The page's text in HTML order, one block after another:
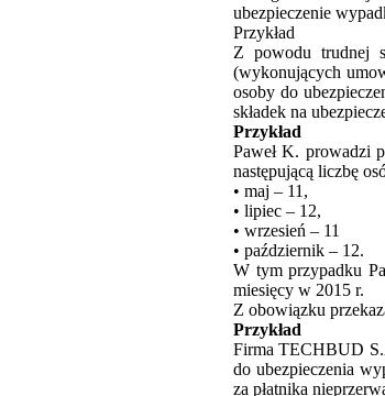
ubezpieczenie
Przykład
Z powodu trudnej
(wykonujących
osoby do
składek na
Przykład
Paweł K. prowadzi
następującą liczbę
• maj – 11,
• lipiec – 12,
• wrzesień – 11
• październik – 12.
W tym przypadku
miesięcy w 2015 r.
Z obowiązku
Przykład
Firma TECHBUD
do ubezpieczenia
za płatnika